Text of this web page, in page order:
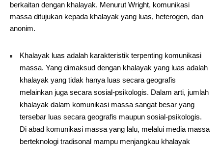
berkaitan dengan khalayak. Menurut Wright, komunikasi
massa ditujukan kepada khalayak yang luas, heterogen, dan
anonim.
Khalayak luas adalah karakteristik terpenting komunikasi
massa. Yang dimaksud dengan khalayak yang luas adalah
khalayak yang tidak hanya luas secara geografis
melainkan juga secara sosial-psikologis. Dalam arti, jumlah
khalayak dalam komunikasi massa sangat besar yang
tersebar luas secara geografis maupun sosial-psikologis.
Di abad komunikasi massa yang lalu, melalui media massa
berteknologi tradisonal mampu menjangkau khalayak